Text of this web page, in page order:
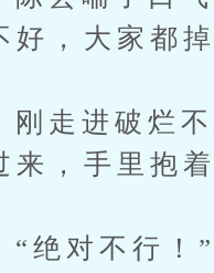
好，大家都
破烂不堪
来，手里抱
不行！”这